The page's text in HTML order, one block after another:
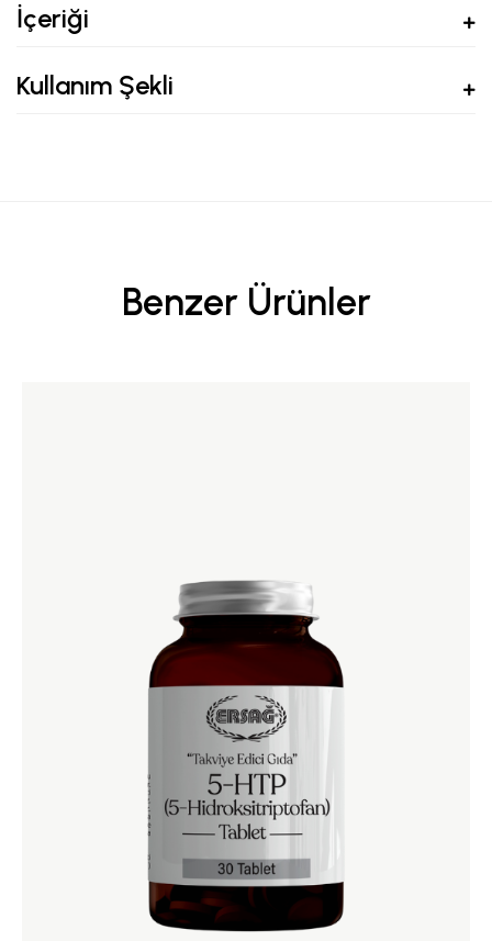
İçeriği
Kullanım Şekli
Benzer Ürünler